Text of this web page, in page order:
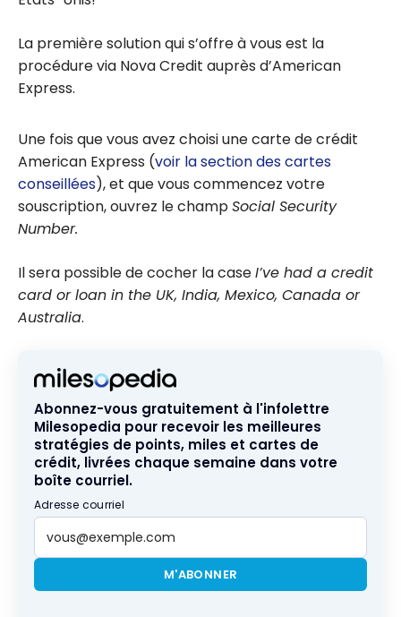
La première solution qui s’offre à vous est la
procédure via Nova Credit auprès d’American
Express.
Une fois que vous avez choisi une carte de crédit
American Express (voir la section des cartes
conseillées), et que vous commencez votre
souscription, ouvrez le champSocial Security
Number.
Il sera possible de cocher la caseI’ve had a credit
card or loan in the UK, India, Mexico, Canada or
Australia.
Abonnez-vous gratuitement à l'infolettre
Milesopedia pour recevoir les meilleures
stratégies de points, miles et cartes de
crédit, livrées chaque semaine dans votre
boîte courriel.
Adresse courriel
M'ABONNER